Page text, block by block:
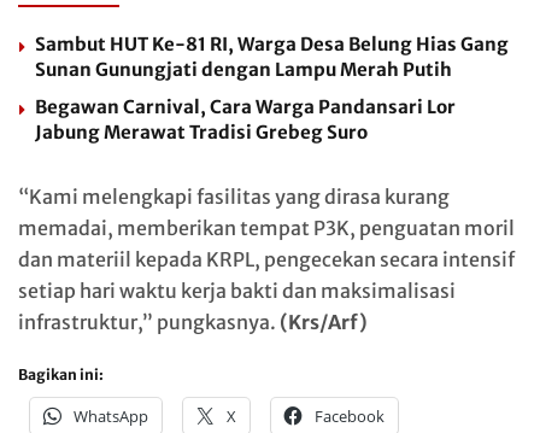
Sambut HUT Ke-81 RI, Warga Desa Belung Hias Gang
Sunan Gunungjati dengan Lampu Merah Putih
Begawan Carnival, Cara Warga Pandansari Lor
Jabung Merawat Tradisi Grebeg Suro
“Kami melengkapi fasilitas yang dirasa kurang
memadai, memberikan tempat P3K, penguatan moril
dan materiil kepada KRPL, pengecekan secara intensif
setiap hari waktu kerja bakti dan maksimalisasi
infrastruktur,” pungkasnya. (Krs/Arf)
Bagikan ini:
WhatsApp X Facebook